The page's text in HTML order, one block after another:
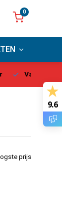
0
1-2 dagen
prijs
9.6